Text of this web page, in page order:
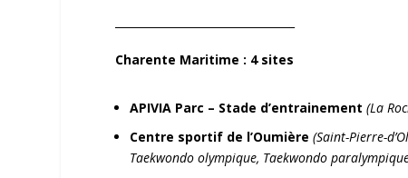
Charente Maritime : 4 sites
APIVIA Parc – Stade d’entrainement(La
Centre sportif de l’Oumière(Saint-Pierre-
Taekwondo olympique, Taekwondo